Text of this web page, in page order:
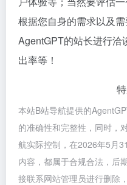
根据您自身的需求以及
AgentGPT的站长进行洽
出率等！
本站B站导航提供的
的准确性和完整性，同时，
航实际控制，在2026年5月
内容，都属于合规合法，后
接联系网站管理员进行删除